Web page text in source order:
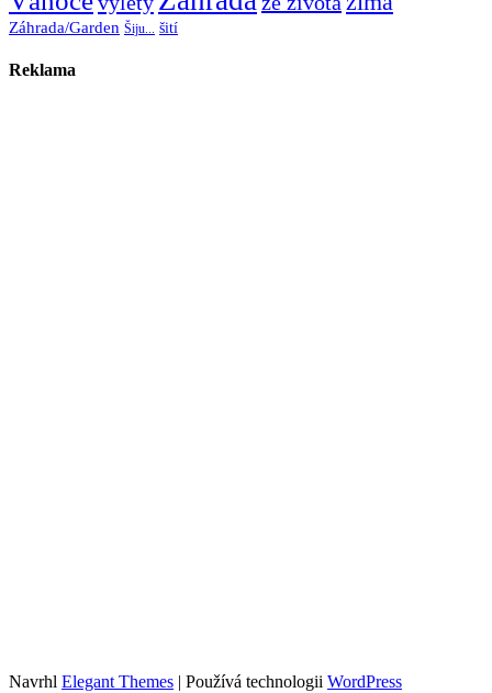
Záhrada/Garden Šiju... šití
Reklama
Navrhl Elegant Themes | Používá technologii WordPress